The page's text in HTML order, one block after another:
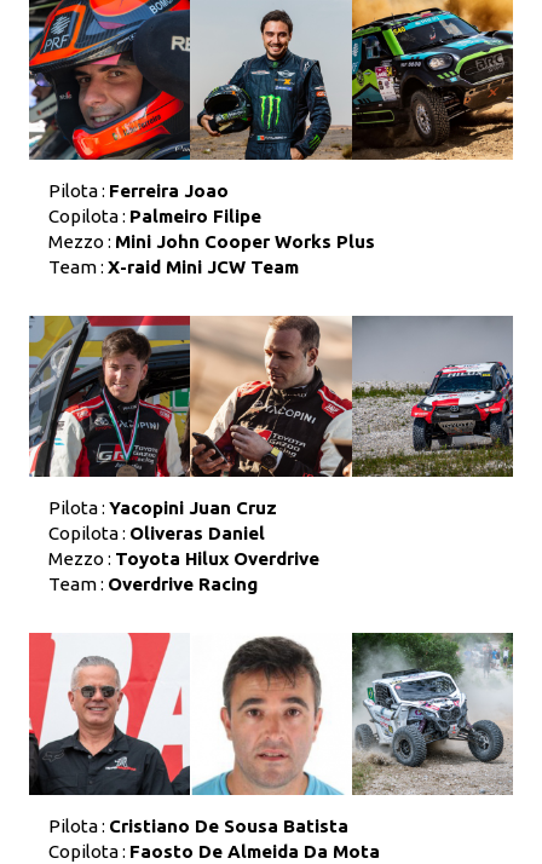
Pilota : Ferreira Joao
Copilota : Palmeiro Filipe
Mezzo : Mini John Cooper Works Plus
Team : X-raid Mini JCW Team
Pilota : Yacopini Juan Cruz
Copilota : Oliveras Daniel
Mezzo : Toyota Hilux Overdrive
Team : Overdrive Racing
Pilota : Cristiano De Sousa Batista
Copilota : Faosto De Almeida Da Mota